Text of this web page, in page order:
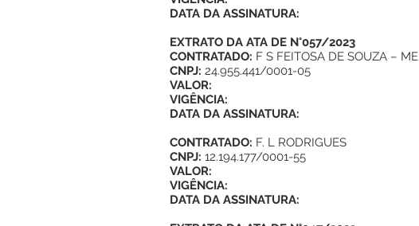
DATA DA ASSINATURA:
EXTRATO DA ATA DE N°057/2023
CONTRATADO: F S FEITOSA DE SOUZA – ME
CNPJ: 24.955.441/0001-05
VALOR:
VIGÊNCIA:
DATA DA ASSINATURA:
CONTRATADO: F. L RODRIGUES
CNPJ: 12.194.177/0001-55
VALOR:
VIGÊNCIA:
DATA DA ASSINATURA: